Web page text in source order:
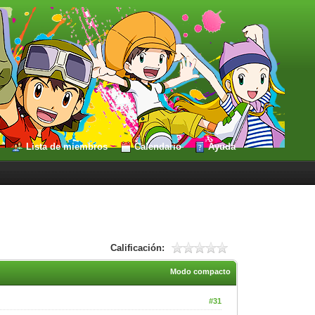
Lista de miembros Calendario Ayuda
Calificación:
Modo compacto
#31